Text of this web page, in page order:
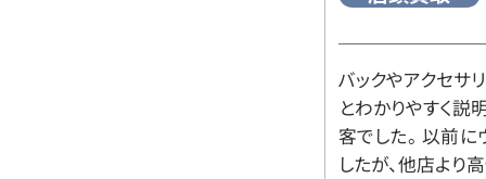
バックやアクセサ
とわかりやすく説
客でした。 以前
したが、他店より